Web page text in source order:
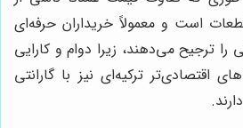
است و معمولاً خریداران حرفه‌ای
را ترجیح می‌دهند، زیرا دوام و کارایی
اقتصادی‌تر ترکیه‌ای نیز با گارانتی